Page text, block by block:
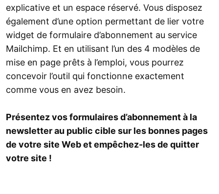
explicative et un espace réservé. Vous disposez
également d’une option permettant de lier votre
widget de formulaire d’abonnement au service
Mailchimp. Et en utilisant l’un des 4 modèles de
mise en page prêts à l’emploi, vous pourrez
concevoir l’outil qui fonctionne exactement
comme vous en avez besoin.
Présentez vos formulaires d’abonnement à la
newsletter au public cible sur les bonnes pages
de votre site Web et empêchez-les de quitter
votre site !